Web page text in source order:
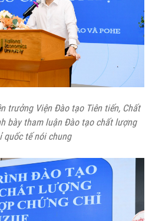
trưởng Viện Đào tạo Tiên tiến, Chất
bày tham luận Đào tạo chất lượng
quốc tế nói chung